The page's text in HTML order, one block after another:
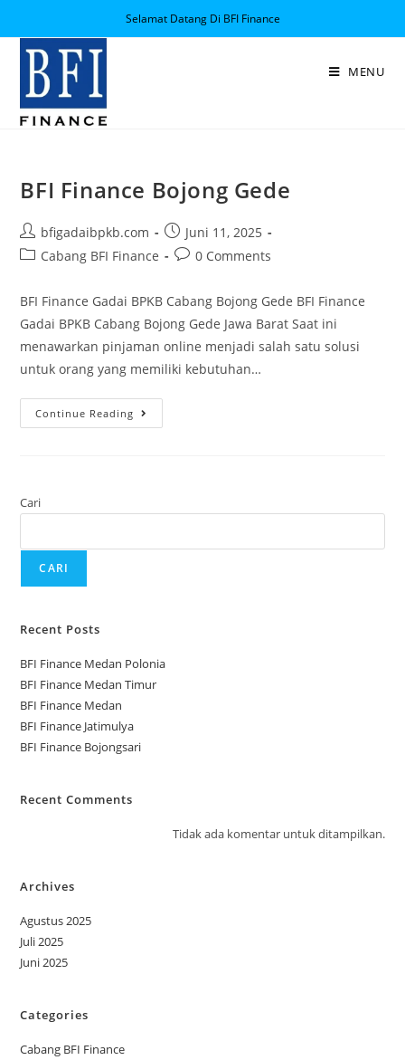
Selamat Datang Di BFI Finance
MENU
BFI Finance Bojong Gede
bfigadaibpkb.com
Juni 11, 2025
Cabang BFI Finance
0 Comments
BFI Finance Gadai BPKB Cabang Bojong Gede BFI Finance
Gadai BPKB Cabang Bojong Gede Jawa Barat Saat ini
menawarkan pinjaman online menjadi salah satu solusi
untuk orang yang memiliki kebutuhan…
Continue Reading
Cari
CARI
Recent Posts
BFI Finance Medan Polonia
BFI Finance Medan Timur
BFI Finance Medan
BFI Finance Jatimulya
BFI Finance Bojongsari
Recent Comments
Tidak ada komentar untuk ditampilkan.
Archives
Agustus 2025
Juli 2025
Juni 2025
Categories
Cabang BFI Finance